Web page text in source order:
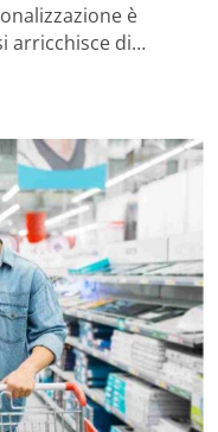
è
arricchisce di…